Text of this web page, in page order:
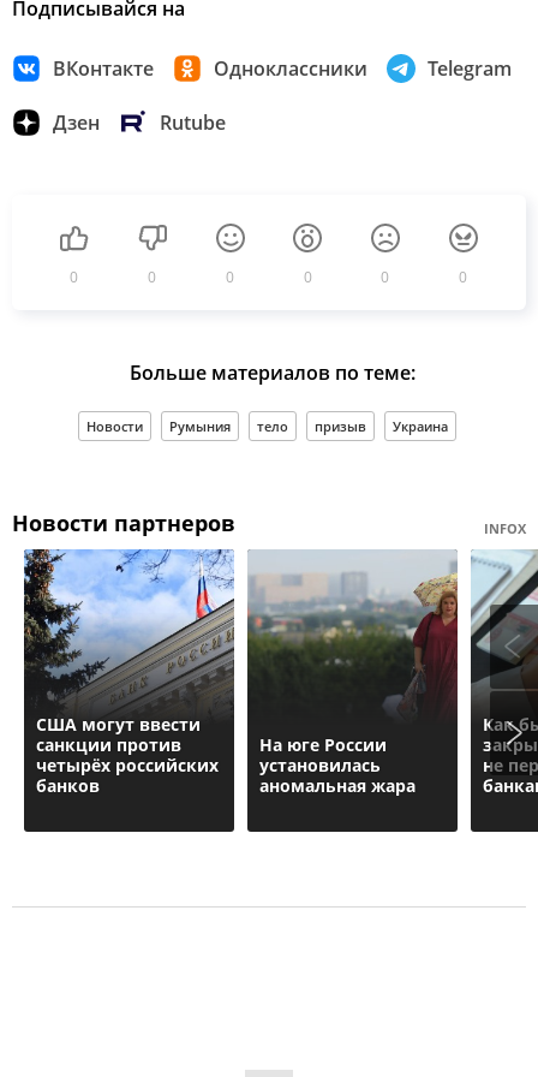
Подписывайся на
ВКонтакте Одноклассники Telegram
Дзен Rutube
0 0 0 0 0 0
Больше материалов по теме:
Новости Румыния тело призыв Украина
Новости партнеров INFOX
США могут ввести
санкции против
четырёх российских
банков
На юге России
установилась
аномальная жара
Как
не